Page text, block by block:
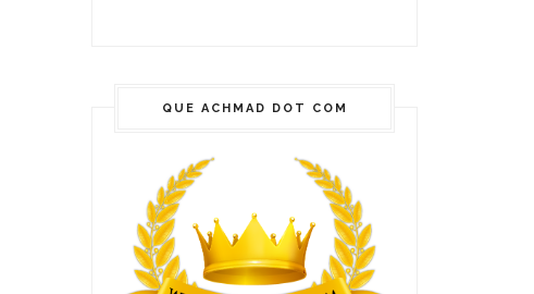
QUE ACHMAD DOT COM